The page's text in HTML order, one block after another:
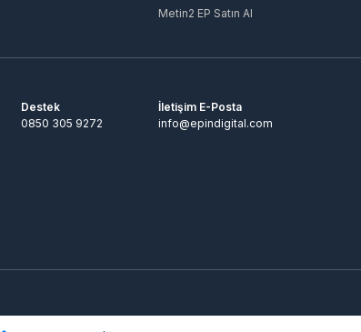
Metin2 EP Satın Al
Destek
0850 305 9272
İletişim E-Posta
info@epindigital.com